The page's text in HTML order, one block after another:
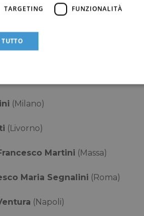
Lorenzo Manfredi(Massa)
Marco Matarazzo
(Milano)
(Livorno)
Martini (Massa)
Maria Segnalini (Roma)
(Napoli)
TARGETING FUNZIONALITÀ